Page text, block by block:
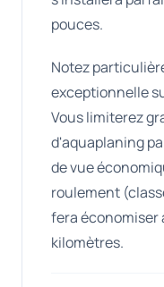
pouces.
Notez
exceptionnelle
Vous limiterez
d'aquaplaning
de vue
roulement
fera économiser
kilomètres.